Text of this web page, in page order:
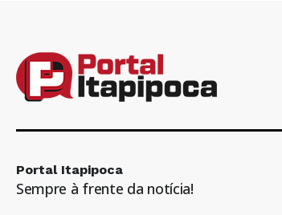
Portal Itapipoca
Sempre à frente da notícia!